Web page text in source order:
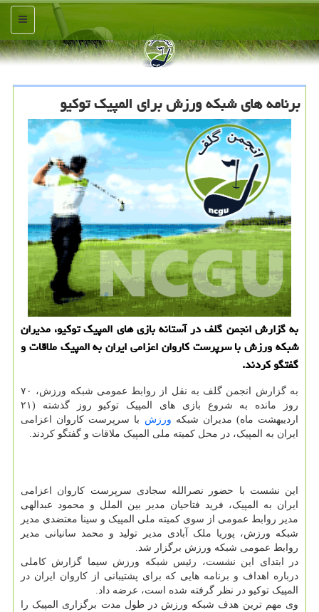
منو
برنامه های شبكه ورزش برای المپیك توكیو
به گزارش انجمن گلف در آستانه بازی های المپیک توکیو، مدیران
شبکه ورزش با سرپرست کاروان اعزامی ایران به المپیک ملاقات و
گفتگو کردند.
به گزارش انجمن گلف به نقل از روابط عمومی شبکه ورزش، ۷۰
روز مانده به شروع بازی های المپیک توکیو روز گذشته (۲۱
اردیبهشت ماه) مدیران شبکه ورزش با سرپرست کاروان اعزامی
ایران به المپیک، در محل کمیته ملی المپیک ملاقات و گفتگو کردند.
این نشست با حضور نصرالله سجادی سرپرست کاروان اعزامی
ایران به المپیک، فرید فتاحیان مدیر بین الملل و محمود عبدالهی
مدیر روابط عمومی از سوی کمیته ملی المپیک و سینا معتضدی مدیر
شبکه ورزش، پوریا ملک آبادی مدیر تولید و محمد سانیانی مدیر
روابط عمومی شبکه ورزش برگزار شد.
در ابتدای این نشست، رئیس شبکه ورزش سیما گزارش کاملی
درباره اهداف و برنامه هایی که برای پشتیبانی از کاروان ایران در
المپیک توکیو در نظر گرفته شده است، عرضه داد.
وی مهم ترین هدف شبکه ورزش در طول مدت برگزاری المپیک را